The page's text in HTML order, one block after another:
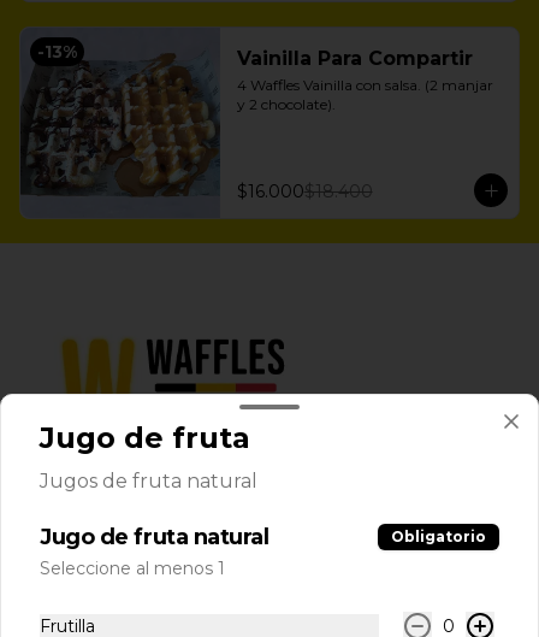
-13% Vainilla Para Compartir
4 Waffles Vainilla con salsa. (2 manjar
y 2 chocolate).
$16.000$18.400
Política de privacidad
Jugo de fruta
Jugos de fruta natural
Jugo de fruta natural Obligatorio
Seleccione al menos 1
Frutilla 0